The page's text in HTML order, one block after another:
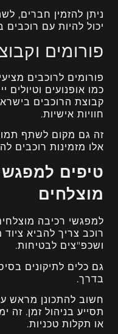
ניתן להזמין חברים,
יכול להיות עם רוכבים
פורומים
פורומים לרוכבים
כמו אופנועים וטיולים
קבוצת הרוכבים
חוויות אישיות.
זה גם מקום לשתף
אלו מזמינות רוכבים
טיפים
מוצלחים
למפגשי רכיבה
רוכב צריך להביא
ושכפ"צים לבטיחות.
גם כלים לתיקונים
בדרך.
חשוב להתכונן מראש
תסייע בניהול זמן. זה
או תקלות טכניות.